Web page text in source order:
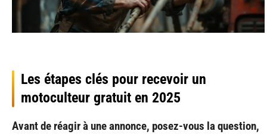
Les étapes clés pour recevoir un
motoculteur gratuit en 2025
Avant de réagir à une annonce, posez-vous la question,